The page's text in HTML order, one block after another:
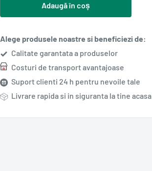
Adaugă în coș
Alege produsele noastre si beneficiezi de:
Calitate garantata a produselor
Costuri de transport avantajoase
Suport clienti 24 h pentru nevoile tale
Livrare rapida si in siguranta la tine acasa